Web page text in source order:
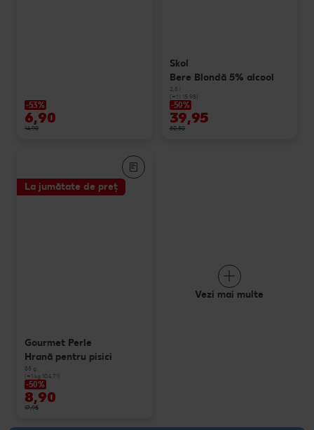
-53%
6,90
14,90
Skol
Bere Blondă 5% alcool
2,5 l
(=1 l 15.98)
-50%
39,95
80,50
La jumătate de preț
Gourmet Perle
Hrană pentru pisici
85 g
(=1 kg 104.71)
-50%
8,90
17,95
Vezi mai multe